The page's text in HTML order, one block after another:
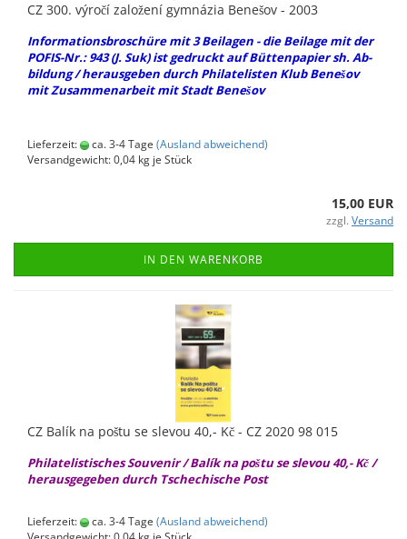
CZ 300. výročí založení gymnázia Benešov - 2003
In­for­ma­ti­ons­bro­schü­re mit 3 Bei­la­gen - die Bei­la­ge mit der
POFIS-​Nr.: 943 (J. Suk) ist ge­druckt auf Büt­ten­pa­pier sh. Ab­
bil­dung / her­aus­ge­ben durch Phil­ate­lis­ten Klub Benešov
mit Zu­sam­men­ar­beit mit Stadt Benešov
Lieferzeit: ca. 3-4 Tage (Ausland abweichend)
Versandgewicht:0,04 kg je Stück
15,00 EUR
zzgl. Versand
IN DEN WARENKORB
CZ Balík na poštu se sle­vou 40,- Kč - CZ 2020 98 015
Phil­ate­lis­ti­sches Sou­ve­nir / Balík na poštu se sle­vou 40,- Kč /
her­aus­ge­ge­ben durch Tsche­chi­sche Post
Lieferzeit: ca. 3-4 Tage (Ausland abweichend)